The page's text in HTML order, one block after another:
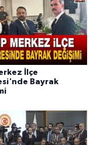
İlçe
Bayrak